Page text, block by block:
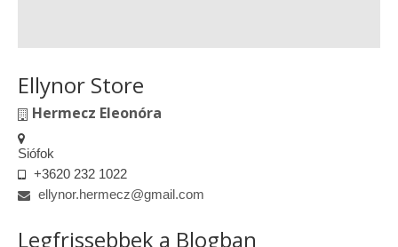
Ellynor Store
Hermecz Eleonóra
Siófok
+3620 232 1022
ellynor.hermecz@gmail.com
Legfrissebbek a Blogban